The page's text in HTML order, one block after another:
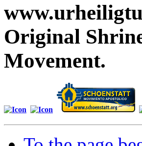
Original
Movement.